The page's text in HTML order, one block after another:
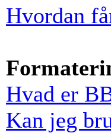
Hvordan
Hvad er
Kan jeg